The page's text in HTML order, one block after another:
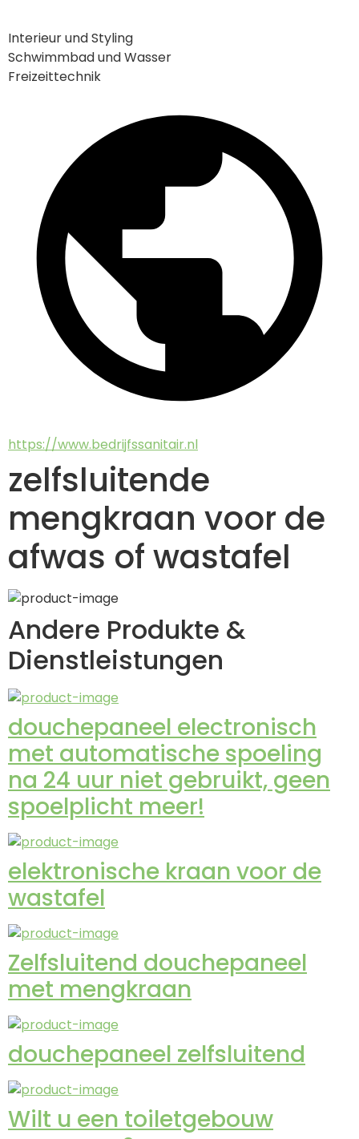
Interieur und Styling
Schwimmbad und Wasser
Freizeittechnik
https://www.bedrijfssanitair.nl
zelfsluitende
mengkraan voor de
afwas of wastafel
Andere Produkte &
Dienstleistungen
douchepaneel electronisch
met automatische spoeling
na 24 uur niet gebruikt, geen
spoelplicht meer!
elektronische kraan voor de
wastafel
Zelfsluitend douchepaneel
met mengkraan
douchepaneel zelfsluitend
Wilt u een toiletgebouw